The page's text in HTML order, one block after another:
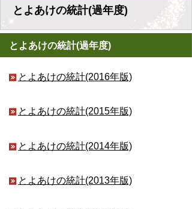
とよあけの統計(過年度)
とよあけの統計(過年度)
とよあけの統計(2016年版)
とよあけの統計(2015年版)
とよあけの統計(2014年版)
とよあけの統計(2013年版)